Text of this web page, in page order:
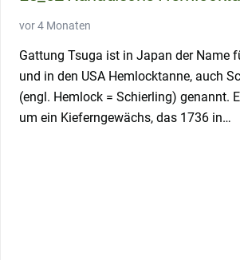
vor 4 Monaten
Gattung Tsuga ist in Japan der Name
und in den USA Hemlocktanne, auch
(engl. Hemlock = Schierling) genannt.
um ein Kieferngewächs, das 1736 in…